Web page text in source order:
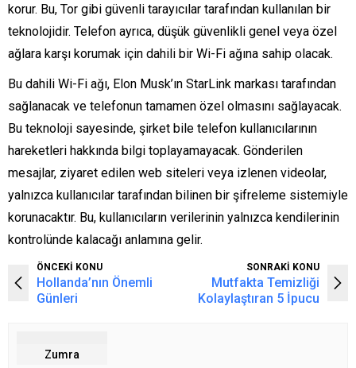
korur. Bu, Tor gibi güvenli tarayıcılar tarafından kullanılan bir
teknolojidir. Telefon ayrıca, düşük güvenlikli genel veya özel
ağlara karşı korumak için dahili bir Wi-Fi ağına sahip olacak.
Bu dahili Wi-Fi ağı, Elon Musk’ın StarLink markası tarafından
sağlanacak ve telefonun tamamen özel olmasını sağlayacak.
Bu teknoloji sayesinde, şirket bile telefon kullanıcılarının
hareketleri hakkında bilgi toplayamayacak. Gönderilen
mesajlar, ziyaret edilen web siteleri veya izlenen videolar,
yalnızca kullanıcılar tarafından bilinen bir şifreleme sistemiyle
korunacaktır. Bu, kullanıcıların verilerinin yalnızca kendilerinin
kontrolünde kalacağı anlamına gelir.
ÖNCEKİ KONU
Hollanda’nın Önemli
Günleri
SONRAKİ KONU
Mutfakta Temizliği
Kolaylaştıran 5 İpucu
Zumra